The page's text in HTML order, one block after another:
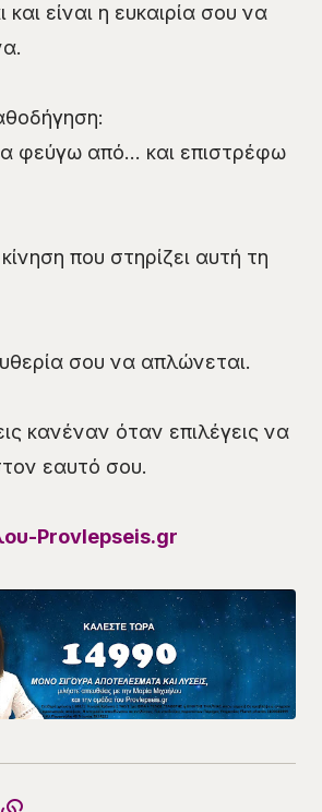
είναι η ευκαιρία σου να
φεύγω από… και επιστρέφω
που στηρίζει αυτή τη
σου να απλώνεται.
κανέναν όταν επιλέγεις να
εαυτό σου.
Provlepseis.gr